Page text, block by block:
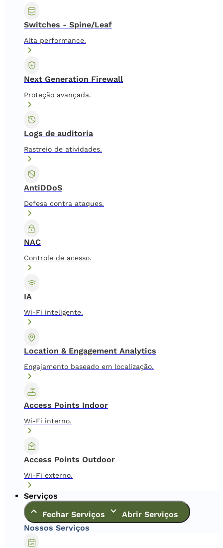
Switches - Spine/Leaf
Alta performance.
Next Generation Firewall
Proteção avançada.
Logs de auditoria
Rastreio de atividades.
AntiDDoS
Defesa contra ataques.
NAC
Controle de acesso.
IA
Wi-Fi inteligente.
Location & Engagement Analytics
Engajamento baseado em localização.
Access Points Indoor
Wi-Fi interno.
Access Points Outdoor
Wi-Fi externo.
Serviços
Fechar Serviços
Abrir Serviços
Nossos Serviços